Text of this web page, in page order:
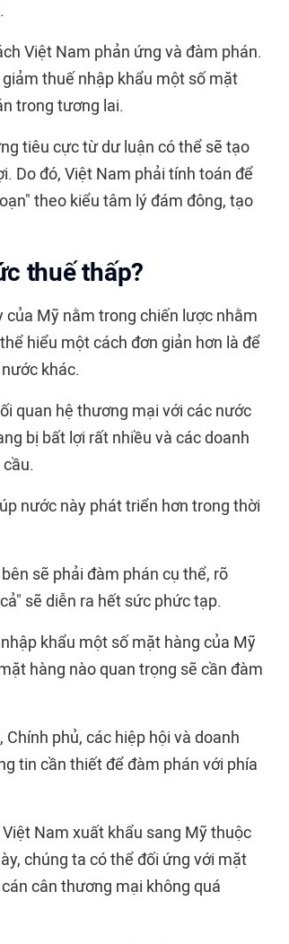
Việt Nam phản ứng và đàm phán.
thuế nhập khẩu một số mặt
trong tương lai.
tiêu cực từ dư luận có thể sẽ tạo
Do đó, Việt Nam phải tính toán để
theo kiểu tâm lý đám đông, tạo
thuế thấp?
của Mỹ nằm trong chiến lược nhằm
hiểu một cách đơn giản hơn là để
khác.
quan hệ thương mại với các nước
bị bất lợi rất nhiều và các doanh
nước này phát triển hơn trong thời
sẽ phải đàm phán cụ thể, rõ
sẽ diễn ra hết sức phức tạp.
khẩu một số mặt hàng của Mỹ
hàng nào quan trọng sẽ cần đàm
phủ, các hiệp hội và doanh
tin cần thiết để đàm phán với phía
Nam xuất khẩu sang Mỹ thuộc
chúng ta có thể đối ứng với mặt
cân thương mại không quá